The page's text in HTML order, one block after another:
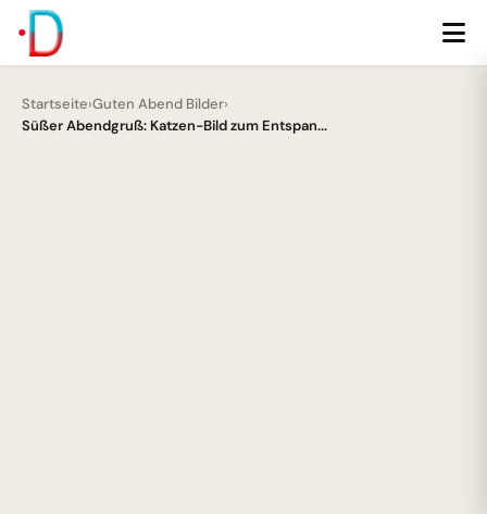
Startseite›Guten Abend Bilder›
Süßer Abendgruß: Katzen-Bild zum Entspan...